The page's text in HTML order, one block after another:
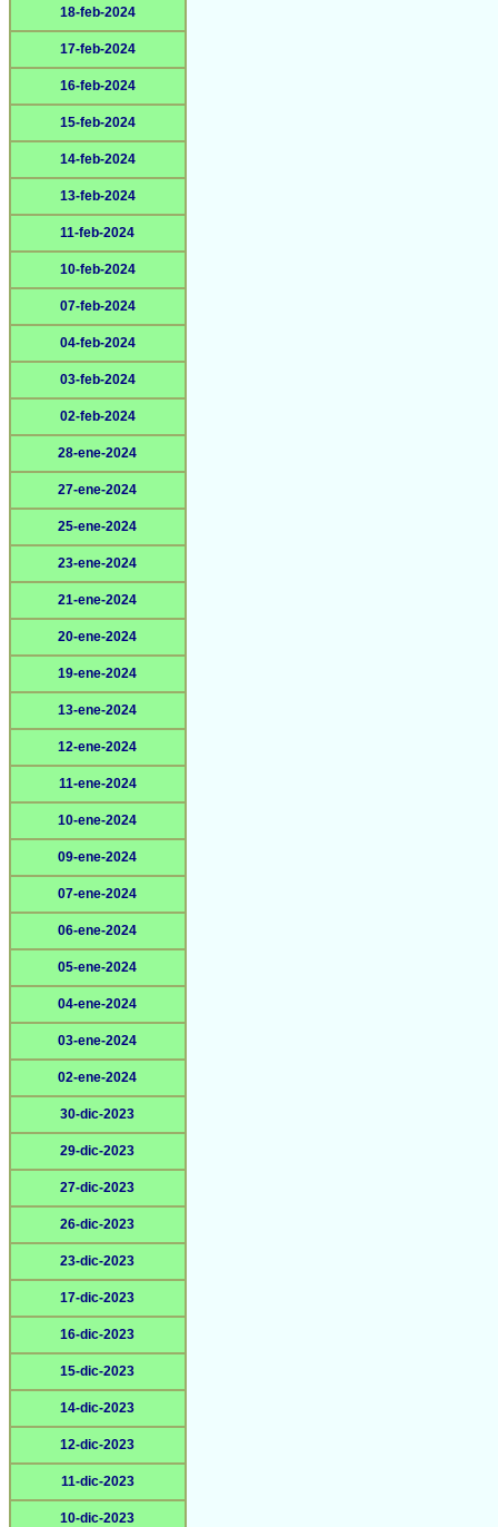
18-feb-2024
17-feb-2024
16-feb-2024
15-feb-2024
14-feb-2024
13-feb-2024
11-feb-2024
10-feb-2024
07-feb-2024
04-feb-2024
03-feb-2024
02-feb-2024
28-ene-2024
27-ene-2024
25-ene-2024
23-ene-2024
21-ene-2024
20-ene-2024
19-ene-2024
13-ene-2024
12-ene-2024
11-ene-2024
10-ene-2024
09-ene-2024
07-ene-2024
06-ene-2024
05-ene-2024
04-ene-2024
03-ene-2024
02-ene-2024
30-dic-2023
29-dic-2023
27-dic-2023
26-dic-2023
23-dic-2023
17-dic-2023
16-dic-2023
15-dic-2023
14-dic-2023
12-dic-2023
11-dic-2023
10-dic-2023